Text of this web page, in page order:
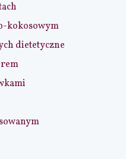
kokosowym
dietetyczne